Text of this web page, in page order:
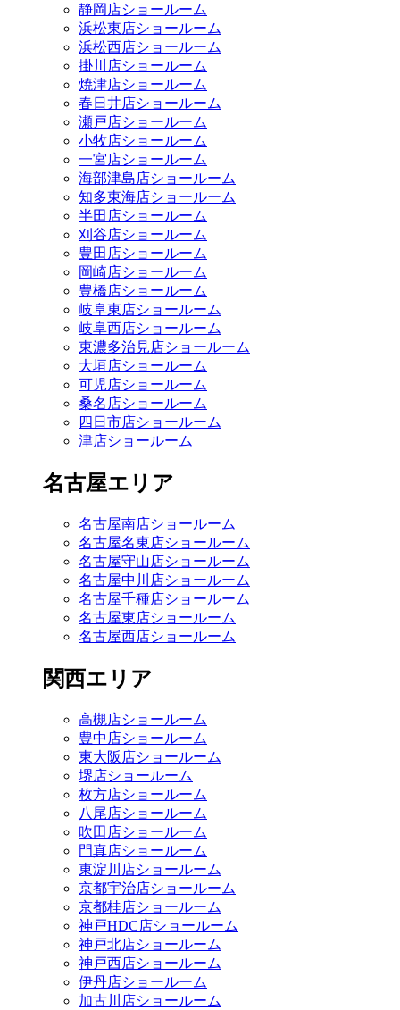
静岡店ショールーム
浜松東店ショールーム
浜松西店ショールーム
掛川店ショールーム
焼津店ショールーム
春日井店ショールーム
瀬戸店ショールーム
小牧店ショールーム
一宮店ショールーム
海部津島店ショールーム
知多東海店ショールーム
半田店ショールーム
刈谷店ショールーム
豊田店ショールーム
岡崎店ショールーム
豊橋店ショールーム
岐阜東店ショールーム
岐阜西店ショールーム
東濃多治見店ショールーム
大垣店ショールーム
可児店ショールーム
桑名店ショールーム
四日市店ショールーム
津店ショールーム
名古屋エリア
名古屋南店ショールーム
名古屋名東店ショールーム
名古屋守山店ショールーム
名古屋中川店ショールーム
名古屋千種店ショールーム
名古屋東店ショールーム
名古屋西店ショールーム
関西エリア
高槻店ショールーム
豊中店ショールーム
東大阪店ショールーム
堺店ショールーム
枚方店ショールーム
八尾店ショールーム
吹田店ショールーム
門真店ショールーム
東淀川店ショールーム
京都宇治店ショールーム
京都桂店ショールーム
神戸HDC店ショールーム
神戸北店ショールーム
神戸西店ショールーム
伊丹店ショールーム
加古川店ショールーム